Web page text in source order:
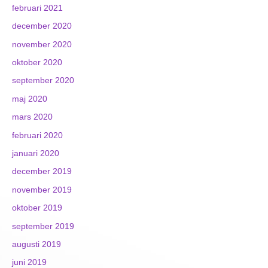
februari 2021
december 2020
november 2020
oktober 2020
september 2020
maj 2020
mars 2020
februari 2020
januari 2020
december 2019
november 2019
oktober 2019
september 2019
augusti 2019
juni 2019